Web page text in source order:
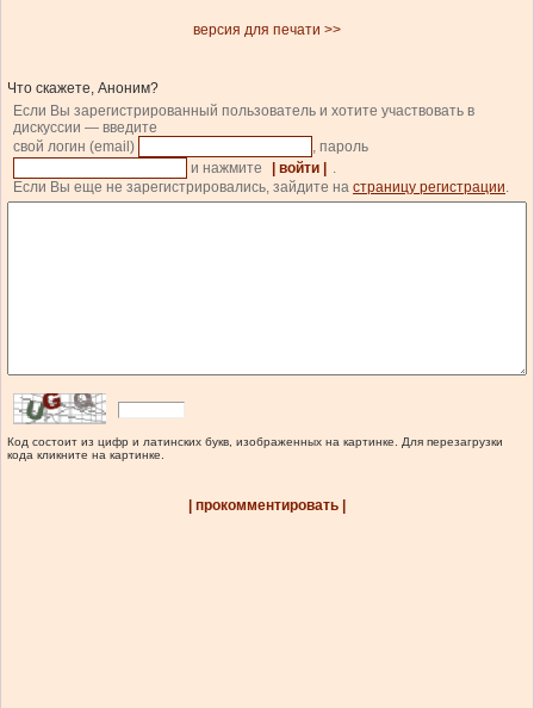
версия для печати >>
Что скажете, Аноним?
Если Вы зарегистрированный пользователь и хотите участвовать в
дискуссии — введите
свой логин (email)
, пароль
и нажмите
| войти |
.
Если Вы еще не зарегистрировались, зайдите на страницу регистрации.
Код состоит из цифр и латинских букв, изображенных на картинке. Для перезагрузки
кода кликните на картинке.
| прокомментировать |